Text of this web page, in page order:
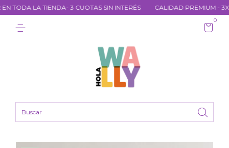
LA TIENDA- 3 CUOTAS SIN INTERÉS CALIDAD PREMIUM - 3X2
0